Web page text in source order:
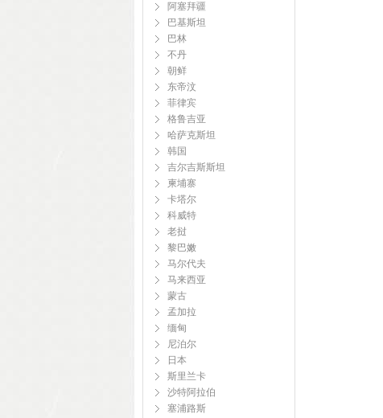
阿塞拜疆
巴基斯坦
巴林
不丹
朝鲜
东帝汶
菲律宾
格鲁吉亚
哈萨克斯坦
韩国
吉尔吉斯斯坦
柬埔寨
卡塔尔
科威特
老挝
黎巴嫩
马尔代夫
马来西亚
蒙古
孟加拉
缅甸
尼泊尔
日本
斯里兰卡
沙特阿拉伯
塞浦路斯